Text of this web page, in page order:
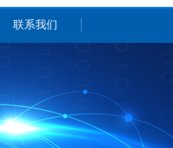
联系我们